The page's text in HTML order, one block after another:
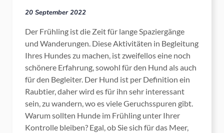
20 September 2022
Der Frühling ist die Zeit für lange Spaziergänge
und Wanderungen. Diese Aktivitäten in Begleitung
Ihres Hundes zu machen, ist zweifellos eine noch
schönere Erfahrung, sowohl für den Hund als auch
für den Begleiter. Der Hund ist per Definition ein
Raubtier, daher wird es für ihn sehr interessant
sein, zu wandern, wo es viele Geruchsspuren gibt.
Warum sollten Hunde im Frühling unter Ihrer
Kontrolle bleiben? Egal, ob Sie sich für das Meer,